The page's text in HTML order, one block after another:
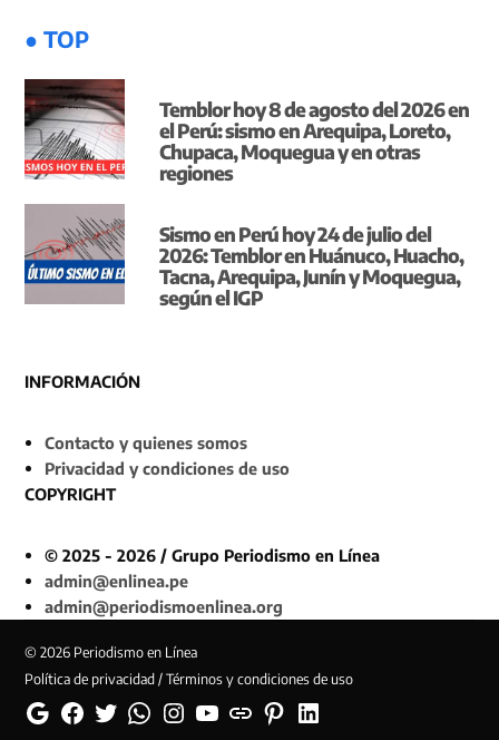
● TOP
Temblor hoy 8 de agosto del 2026 en
el Perú: sismo en Arequipa, Loreto,
Chupaca, Moquegua y en otras
regiones
Sismo en Perú hoy 24 de julio del
2026: Temblor en Huánuco, Huacho,
Tacna, Arequipa, Junín y Moquegua,
según el IGP
INFORMACIÓN
Contacto y quienes somos
Privacidad y condiciones de uso
COPYRIGHT
© 2025 - 2026 / Grupo Periodismo en Línea
admin@enlinea.pe
admin@periodismoenlinea.org
© 2026 Periodismo en Línea
Política de privacidad / Términos y condiciones de uso
GoogleFacebookTwitterWhatsappInstagramYouTubeWeb PinterestLinkedin